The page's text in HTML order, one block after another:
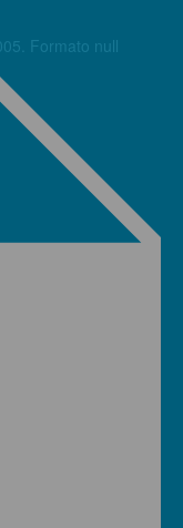
Formato null